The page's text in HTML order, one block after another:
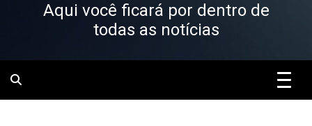
Aqui você ficará por dentro de
todas as notícias